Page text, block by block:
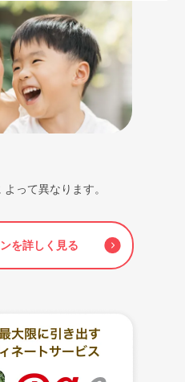
って異なります。
を詳しく見る